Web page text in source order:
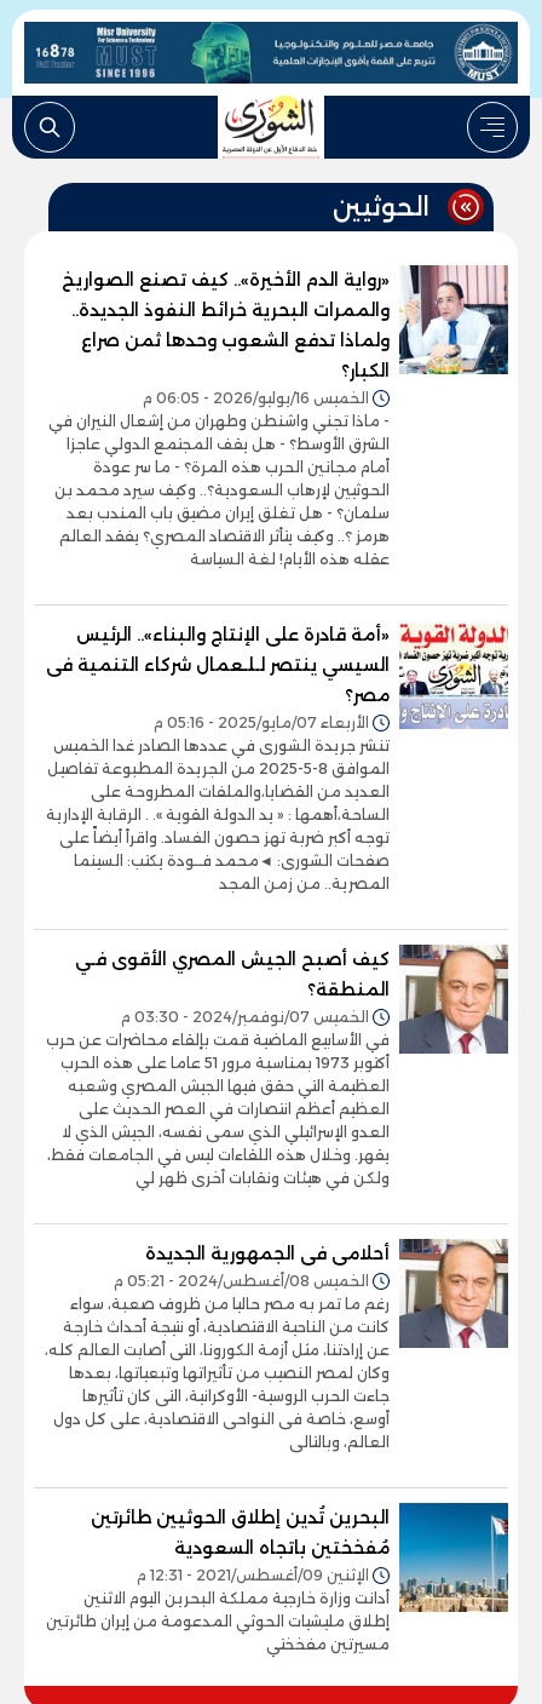
الحوثيين
«رواية الدم الأخيرة».. كيف تصنع الصواريخ
والممرات البحرية خرائط النفوذ الجديدة..
ولماذا تدفع الشعوب وحدها ثمن صراع
الكبار؟
الخميس 16/يوليو/2026 - 06:05 م
- ماذا تجني واشنطن وطهران من إشعال النيران في
الشرق الأوسط؟ - هل يقف المجتمع الدولي عاجزا
أمام مجانين الحرب هذه المرة؟ - ما سر عودة
الحوثيين لإرهاب السعودية؟.. وكيف سيرد محمد بن
سلمان؟ - هل تغلق إيران مضيق باب المندب بعد
هرمز ؟.. وكيف يتأثر الاقتصاد المصري؟ يفقد العالم
عقله هذه الأيام! لغة السياسة
«أمة قادرة على الإنتاج والبناء».. الرئيس
السيسي ينتصر لـلـعمال شركاء التنمية فى
مصر؟
الأربعاء 07/مايو/2025 - 05:16 م
تنشر جريدة الشورى في عددها الصادر غدا الخميس
الموافق 8-5-2025 من الجريدة المطبوعة تفاصيل
العديد من القضايا،والملفات المطروحة على
الساحة،أهمها : « يد الدولة القوية ». . الرقابة الإدارية
توجه أكبر ضربة تهز حصون الفساد. واقرأ أيضاً على
صفحات الشورى: ◄محمد فــودة يكتب: السينما
المصرية.. من زمن المجد
كيف أصبح الجيش المصري الأقوى فـي
المنطقة؟
الخميس 07/نوفمبر/2024 - 03:30 م
في الأسابيع الماضية قمت بإلقاء محاضرات عن حرب
أكتوبر 1973 بمناسبة مرور 51 عاما على هذه الحرب
العظيمة التي حقق فيها الجيش المصري وشعبه
العظيم أعظم انتصارات في العصر الحديث على
العدو الإسرائيلي الذي سمى نفسه، الجيش الذي لا
يقهر. وخلال هذه اللقاءات ليس في الجامعات فقط،
ولكن في هيئات ونقابات أخرى ظهر لي
أحلامى فى الجمهورية الجديدة
الخميس 08/أغسطس/2024 - 05:21 م
رغم ما تمر به مصر حاليا من ظروف صعبة، سواء
كانت من الناحية الاقتصادية، أو نتيجة أحداث خارجة
عن إرادتنا، مثل أزمة الكورونا، التى أصابت العالم كله،
وكان لمصر النصيب من تأثيراتها وتبعياتها، بعدها
جاءت الحرب الروسية- الأوكرانية، التى كان تأثيرها
أوسع، خاصة فى النواحى الاقتصادية، على كل دول
العالم، وبالتالى
البحرين تُدين إطلاق الحوثيين طائرتين
مُفخختين باتجاه السعودية
الإثنين 09/أغسطس/2021 - 12:31 م
أدانت وزارة خارجية مملكة البحرين اليوم الاثنين
إطلاق مليشيات الحوثي المدعومة من إيران طائرتين
مسيرتين مفخختي